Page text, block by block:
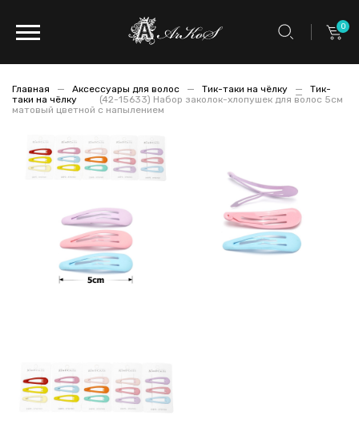
0
Главная Аксессуары для волос Тик-таки на чёлку
Тик-
таки на чёлку
(42-15633) Набор заколок-хлопушек для волос 5см
матовый цветной с напылением